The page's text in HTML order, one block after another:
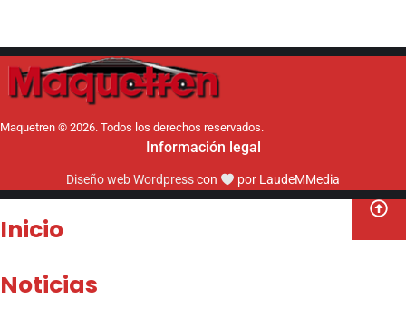
Maquetren © 2026. Todos los derechos reservados.
Información legal
Diseño web Wordpresscon por LaudeMMedia
Inicio
Noticias